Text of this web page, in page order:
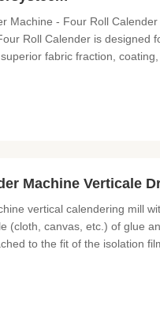
Machine - Four Roll
Roll Calender is designed
fabric fraction, coating,
Machine Verticale
vertical calendering mill
(cloth, canvas, etc.) of glue
to the fit of the isolation